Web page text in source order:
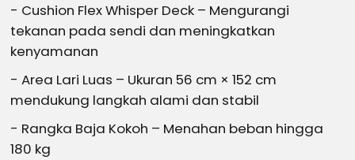
- Cushion Flex Whisper Deck – Mengurangi
tekanan pada sendi dan meningkatkan
kenyamanan
- Area Lari Luas – Ukuran 56 cm × 152 cm
mendukung langkah alami dan stabil
- Rangka Baja Kokoh – Menahan beban hingga
180 kg